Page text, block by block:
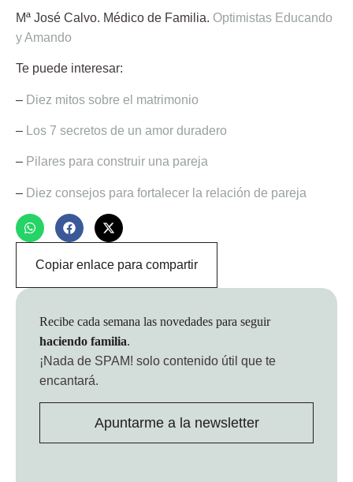
Mª José Calvo. Médico de Familia. Optimistas Educando
y Amando
Te puede interesar:
– Diez mitos sobre el matrimonio
– Los 7 secretos de un amor duradero
– Pilares para construir una pareja
– Diez consejos para fortalecer la relación de pareja
Copiar enlace para compartir
Recibe cada semana las novedades para seguir
haciendo familia.
¡Nada de SPAM! solo contenido útil que te
encantará.
Apuntarme a la newsletter